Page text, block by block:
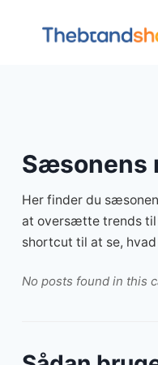
Sæsonens
Her finder du
at oversætte trends til
shortcut til at se,
No posts found in this